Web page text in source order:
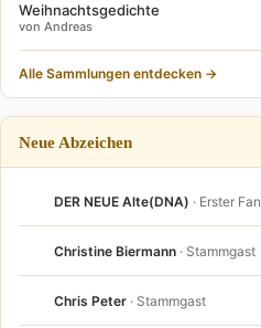
Weihnachtsgedichte
von Andreas
Alle Sammlungen entdecken →
Neue Abzeichen
DER NEUE Alte(DNA) · Erster Fan
Christine Biermann · Stammgast
Chris Peter · Stammgast